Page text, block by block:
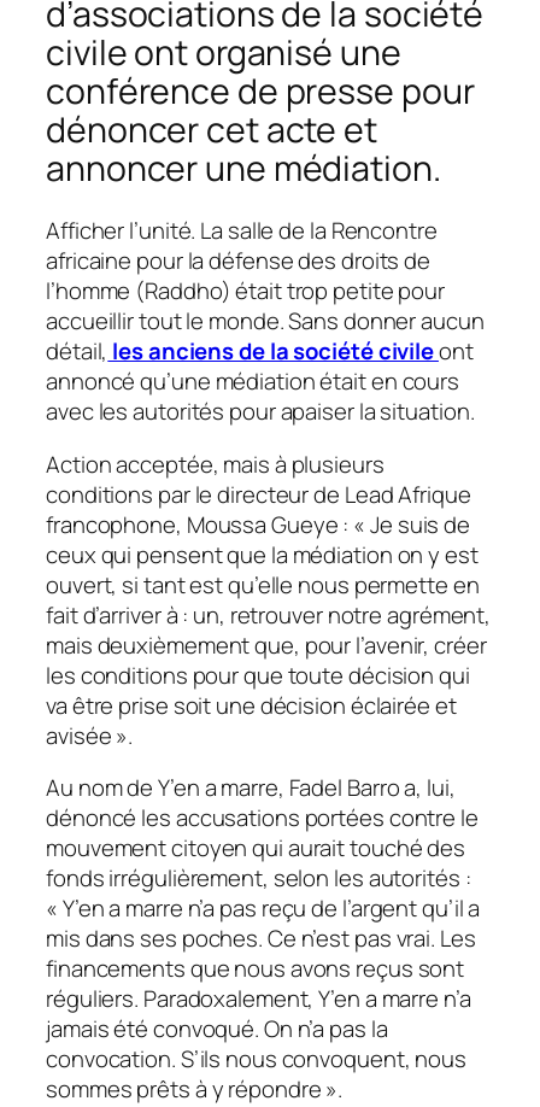
d’associations de la société
civile ont organisé une
conférence de presse pour
dénoncer cet acte et
annoncer une médiation.
Afficher l’unité. La salle de la Rencontre
africaine pour la défense des droits de
l’homme (Raddho) était trop petite pour
accueillir tout le monde. Sans donner aucun
détail, les anciens de la société civileont
annoncé qu’une médiation était en cours
avec les autorités pour apaiser la situation.
Action acceptée, mais à plusieurs
conditions par le directeur de Lead Afrique
francophone, Moussa Gueye : «Je suis de
ceux qui pensent que la médiation on y est
ouvert, si tant est qu’elle nous permette en
fait d’arriver à : un, retrouver notre agrément,
mais deuxièmement que, pour l’avenir, créer
les conditions pour que toute décision qui
va être prise soit une décision éclairée et
avisée».
Au nom de Y’en a marre, Fadel Barro a, lui,
dénoncé les accusations portées contre le
mouvement citoyen qui aurait touché des
fonds irrégulièrement, selon les autorités :
«Y’en a marre n’a pas reçu de l’argent qu’il a
mis dans ses poches. Ce n’est pas vrai. Les
financements que nous avons reçus sont
réguliers. Paradoxalement, Y’en a marre n’a
jamais été convoqué. On n’a pas la
convocation. S’ils nous convoquent, nous
sommes prêts à y répondre».